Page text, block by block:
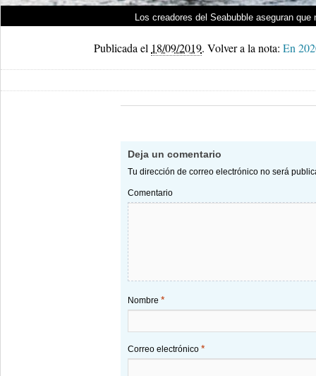
Los creadores del Seabubble aseguran
Publicada el 18/09/2019. Volver a la nota: En
Deja un comentario
Tu dirección de correo electrónico no será
Comentario
Nombre *
Correo electrónico *